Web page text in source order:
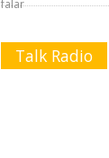
falar
Talk Radio